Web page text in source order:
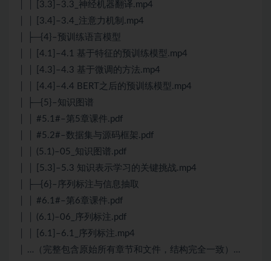
│ │ [3.3]–3.3_神经机器翻译.mp4
│ │ [3.4]–3.4_注意力机制.mp4
│ ├─{4}–预训练语言模型
│ │ [4.1]–4.1 基于特征的预训练模型.mp4
│ │ [4.3]–4.3 基于微调的方法.mp4
│ │ [4.4]–4.4 BERT之后的预训练模型.mp4
│ ├─{5}–知识图谱
│ │ #5.1#–第5章课件.pdf
│ │ #5.2#–数据集与源码框架.pdf
│ │ (5.1)–05_知识图谱.pdf
│ │ [5.3]–5.3 知识表示学习的关键挑战.mp4
│ ├─{6}–序列标注与信息抽取
│ │ #6.1#–第6章课件.pdf
│ │ (6.1)–06_序列标注.pdf
│ │ [6.1]–6.1_序列标注.mp4
│ …（完整包含原始所有章节和文件，结构完全一致）…